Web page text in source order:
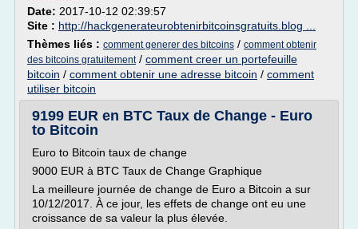
Date: 2017-10-12 02:39:57
Site : http://hackgenerateurobtenirbitcoinsgratuits.blog ...
Thèmes liés : comment generer des bitcoins / comment obtenir
des bitcoins gratuitement/ comment creer un portefeuille
bitcoin / comment obtenir une adresse bitcoin / comment
utiliser bitcoin
9199 EUR en BTC Taux de Change - Euro
to Bitcoin
Euro to Bitcoin taux de change
9000 EUR à BTC Taux de Change Graphique
La meilleure journée de change de Euro a Bitcoin a sur
10/12/2017. À ce jour, les effets de change ont eu une
croissance de sa valeur la plus élevée.